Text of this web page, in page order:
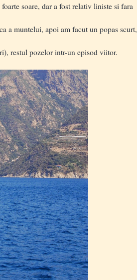
soare, dar a fost relativ liniste si fara
a muntelui, apoi am facut un popas scurt,
restul pozelor intr-un episod viitor.